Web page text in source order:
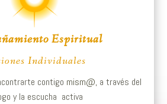
Espiritual
Individuales
contigo mism@, a través del
y la escucha activa